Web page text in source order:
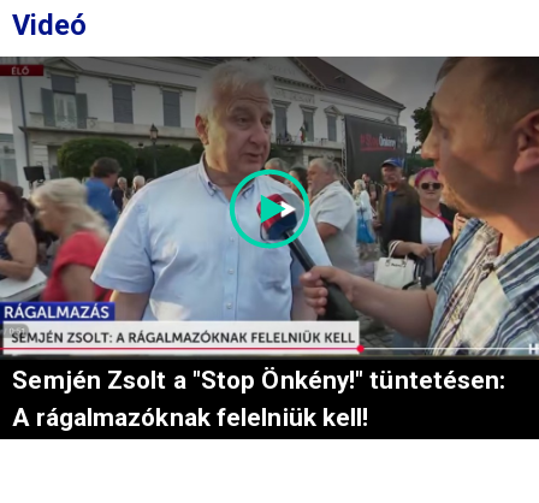
Videó
Semjén Zsolt a "Stop Önkény!" tüntetésen:
A rágalmazóknak felelniük kell!